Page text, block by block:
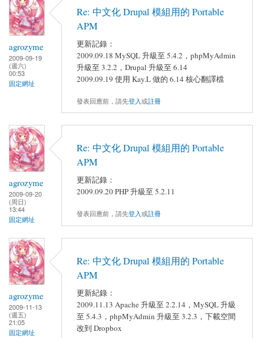
agrozyme
2009-09-19
(週六)
00:53
固定網址
Re: 中文化 Drupal 模組用的 Portable
APM
更新記錄：
2009.09.18 MySQL 升級至 5.4.2，phpMyAdmin
升級至 3.2.2，Drupal 升級至 6.14
2009.09.19 使用 Kay.L 做的 6.14 核心翻譯檔
發表回應前，請先登入或註冊
agrozyme
2009-09-20
(周日)
13:44
固定網址
Re: 中文化 Drupal 模組用的 Portable
APM
更新記錄：
2009.09.20 PHP 升級至 5.2.11
發表回應前，請先登入或註冊
agrozyme
2009-11-13
(週五)
21:05
固定網址
Re: 中文化 Drupal 模組用的 Portable
APM
更新紀錄：
2009.11.13 Apache 升級至 2.2.14，MySQL 升級
至 5.4.3，phpMyAdmin 升級至 3.2.3，下載空間
改到 Dropbox